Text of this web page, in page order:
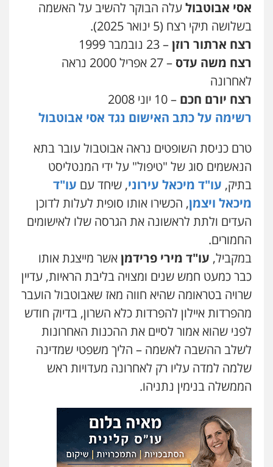
עו"ד אליה חן ברק
פלילי פשיעה חמורה ליווי וייצוג בחקירות
ומעצרים אסירים נוער
0525914163
בפרקליטות המדינה
0506217994
משרד עורכי דין פארס פלאח
פלילי צווארון לבן והונאה ביטוח לאומי
0549911449
עו"ד עידית שינו-אמיתי
פלילי עורכי דין לענייני אסירים פשיעה
פלילי אסירים צווארון לבן זכויות אדם אזרחי
0505345826
עו"ד נס בן נתן
פלילי כלכלי פשיעה חמורה נוער
0505555110
אסף כרמונה – עורך דין פלילי
פלילי פשיעה חמורה כלכלי
וחקירות
0522540777
אסי אבוטבולעלה הבוקר להשיב על האשמה
בשלושה תיקי רצח (5 ינואר 2025).
רצח ארתור רוזן– 23 נובמבר 1999
רצח משה עדס
– 27 אפריל 2000 נראה
לאחרונה
רצח יורם חכם – 10 יוני 2008
רשימה על כתב האישום נגד אסי אבוטבול
טרם כניסת השופטים נראה אבוטבול עובר בתא
הנאשמים סוג של "טיפול" על ידי המנטליסט
בתיק, עו"ד מיכאל עירוני, שיחד עם עו"ד
מיכאל ויצמן, הכשירו אותו סופית לעלות לדוכן
העדים ולתת לראשונה את הגרסה שלו לאישומים
החמורים.
במקביל, עו"ד מירי פרידמןאשר מייצגת אותו
כבר כמעט חמש שנים ומצויה בליבת הראיות, עדיין
שרויה בטראומה שהיא חווה מאז שאבוטבול הועבר
מהפרדות איילון להפרדות כלא השרון, בדיוק חודש
לפני שהוא אמור לסיים את ההכנות האחרונות
לשלב ההשבה לאשמה – הליך משפטי שמדינה
שלמה למדה עליו רק לאחרונה מעדויות ראש
הממשלה בנימין נתניהו.